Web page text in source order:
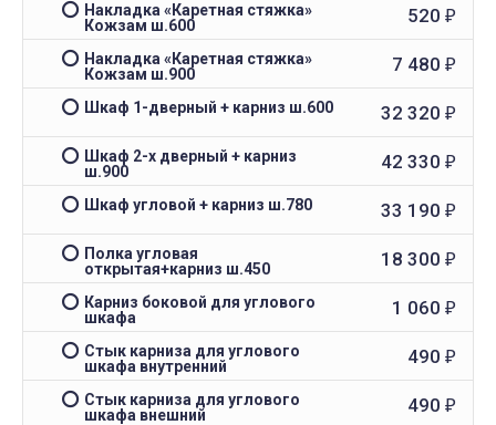
Накладка «Каретная стяжка»
Кожзам ш.600
520 ₽
Накладка «Каретная стяжка»
Кожзам ш.900
7 480 ₽
Шкаф 1-дверный + карниз ш.600 32 320 ₽
Шкаф 2-х дверный + карниз
ш.900
42 330 ₽
Шкаф угловой + карниз ш.780 33 190 ₽
Полка угловая
открытая+карниз ш.450
18 300 ₽
Карниз боковой для углового
шкафа
1 060 ₽
Стык карниза для углового
шкафа внутренний
490 ₽
Стык карниза для углового
шкафа внешний
490 ₽